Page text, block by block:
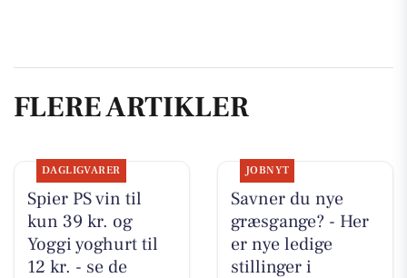
FLERE ARTIKLER
DAGLIGVARER
Spier PS vin til
kun 39 kr. og
Yoggi yoghurt til
12 kr. - se de
JOBNYT
Savner du nye
græsgange? - Her
er nye ledige
stillinger i